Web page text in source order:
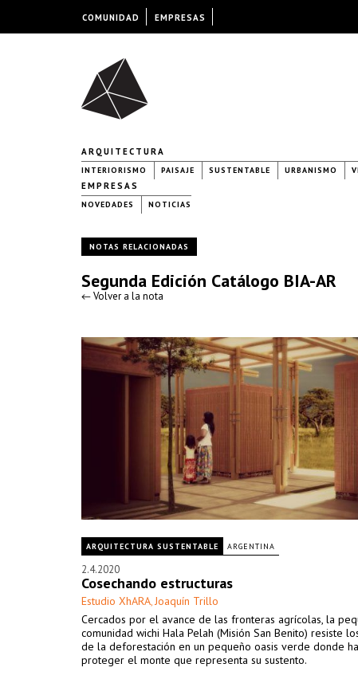
ARQUITECTURA
INTERIORISMO PAISAJE SUSTENTABLE URBANISMO
EMPRESAS
NOVEDADES NOTICIAS
NOTAS RELACIONADAS
Segunda Edición Catálogo BIA-AR
← Volver a la nota
ARQUITECTURA SUSTENTABLE ARGENTINA
2.4.2020
Cosechando estructuras
Estudio XhARA, Joaquín Trillo
Cercados por el avance de las fronteras agrícolas, la
comunidad wichi Hala Pelah (Misión San Benito) resiste
de la deforestación en un pequeño oasis verde donde
proteger el monte que representa su sustento.
COMUNIDAD EMPRESAS